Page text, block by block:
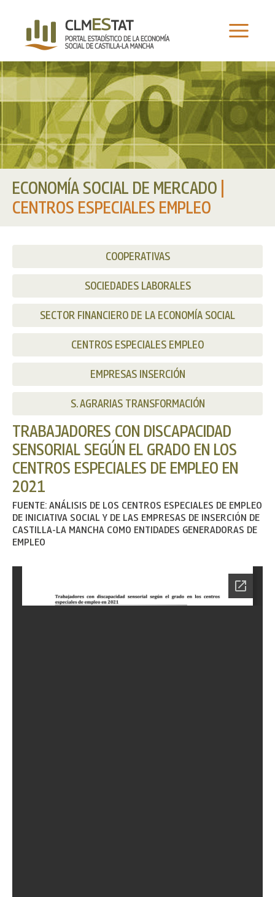
ECONOMÍA SOCIAL DE MERCADO
CENTROS ESPECIALES EMPLEO
COOPERATIVAS
SOCIEDADES LABORALES
SECTOR FINANCIERO DE LA ECONOMÍA SOCIAL
CENTROS ESPECIALES EMPLEO
EMPRESAS INSERCIÓN
S. AGRARIAS TRANSFORMACIÓN
TRABAJADORES CON DISCAPACIDAD
SENSORIAL SEGÚN EL GRADO EN LOS
CENTROS ESPECIALES DE EMPLEO EN
2021
FUENTE: ANÁLISIS DE LOS CENTROS ESPECIALES DE EMPLEO
DE INICIATIVA SOCIAL Y DE LAS EMPRESAS DE INSERCIÓN DE
CASTILLA-LA MANCHA COMO ENTIDADES GENERADORAS DE
EMPLEO